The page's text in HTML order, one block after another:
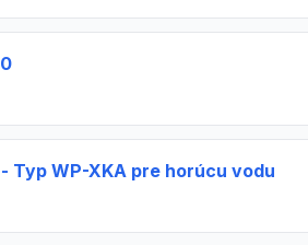
Typ WP-XKA pre horúcu vodu